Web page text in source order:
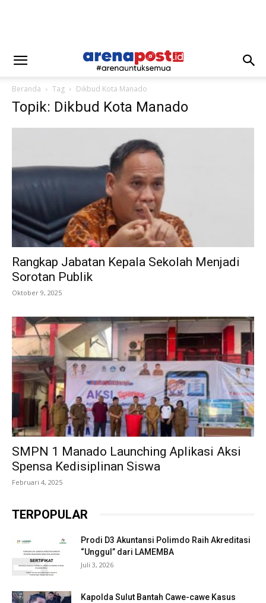
Beranda Tag Dikbud Kota Manado
Topik: Dikbud Kota Manado
Rangkap Jabatan Kepala Sekolah Menjadi
Sorotan Publik
Oktober 9, 2025
SMPN 1 Manado Launching Aplikasi Aksi
Spensa Kedisiplinan Siswa
Februari 4, 2025
TERPOPULAR
Prodi D3 Akuntansi Polimdo Raih Akreditasi
“Unggul” dari LAMEMBA
Juli 3, 2026
Kapolda Sulut Bantah Cawe-cawe Kasus